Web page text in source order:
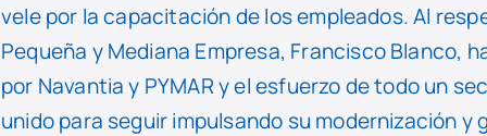
vele por la capacitación de los empleados. Al
Pequeña y Mediana Empresa, Francisco Blanco,
por Navantia y PYMAR y el esfuerzo de todo un
unido para seguir impulsando su modernización